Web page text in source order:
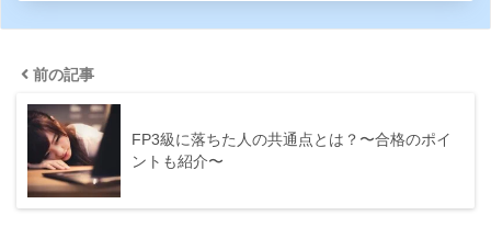
前の記事
FP3級に落ちた人の共通点とは？〜合格のポイ
ントも紹介〜